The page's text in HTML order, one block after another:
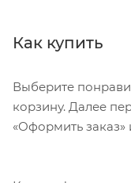
Антибликовое
отражения при
Как купить
Выберите
корзину. Далее
«Оформить заказ»